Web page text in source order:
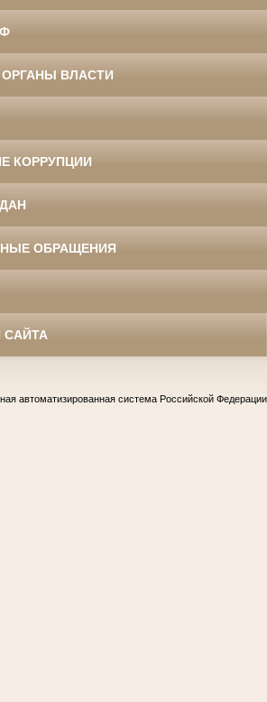
ВЛАСТИ
КОРРУПЦИИ
ОБРАЩЕНИЯ
автоматизированная система Российской